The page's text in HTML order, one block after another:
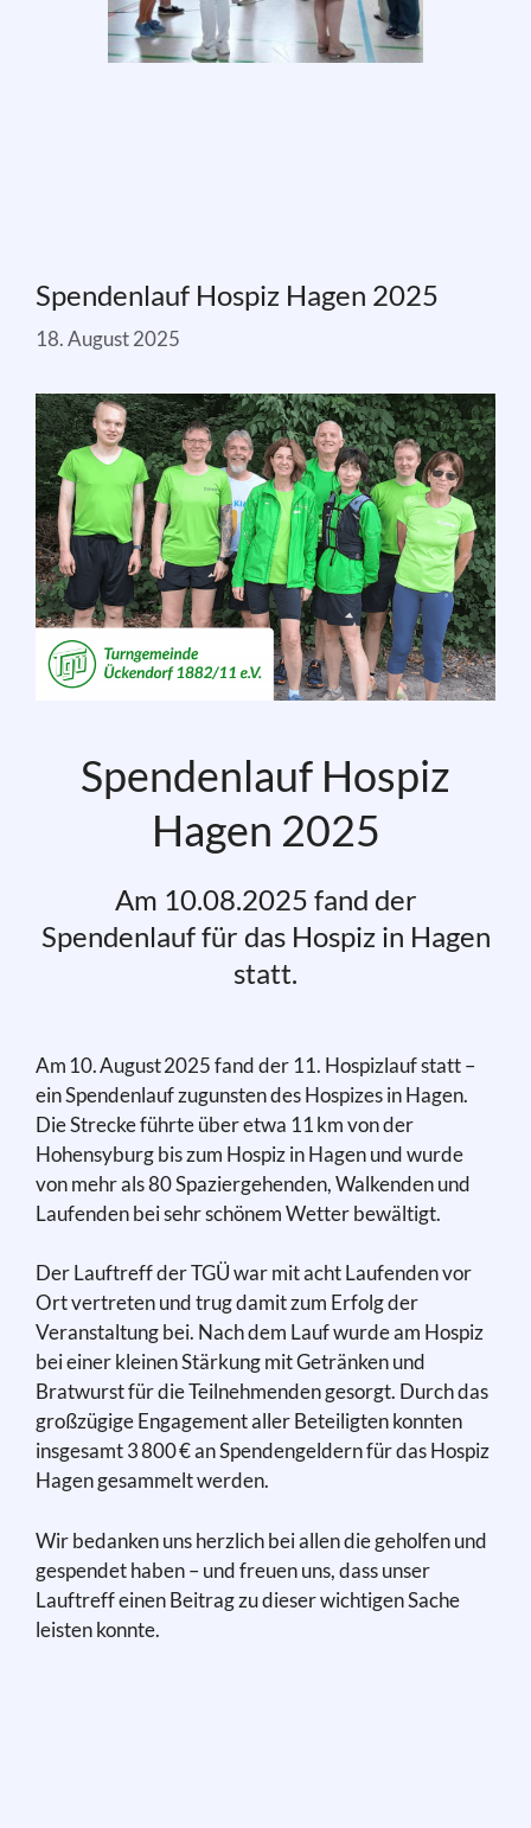
Spendenlauf Hospiz Hagen 2025
18. August 2025
Spendenlauf Hospiz
Hagen 2025
Am 10.08.2025 fand der
Spendenlauf für das Hospiz in Hagen
statt.
Am 10. August 2025 fand der 11. Hospizlauf statt –
ein Spendenlauf zugunsten des Hospizes in Hagen.
Die Strecke führte über etwa 11 km von der
Hohensyburg bis zum Hospiz in Hagen und wurde
von mehr als 80 Spaziergehenden, Walkenden und
Laufenden bei sehr schönem Wetter bewältigt.
Der Lauftreff der TGÜ war mit acht Laufenden vor
Ort vertreten und trug damit zum Erfolg der
Veranstaltung bei. Nach dem Lauf wurde am Hospiz
bei einer kleinen Stärkung mit Getränken und
Bratwurst für die Teilnehmenden gesorgt. Durch das
großzügige Engagement aller Beteiligten konnten
insgesamt 3 800 € an Spendengeldern für das Hospiz
Hagen gesammelt werden.
Wir bedanken uns herzlich bei allen die geholfen und
gespendet haben – und freuen uns, dass unser
Lauftreff einen Beitrag zu dieser wichtigen Sache
leisten konnte.